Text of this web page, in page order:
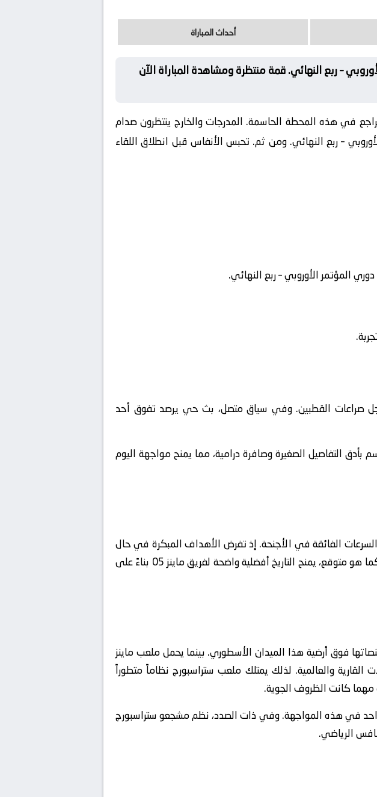
أحداث المباراة
الأوروبي – ربع النهائي. قمة منتظرة ومشاهدة المباراة الآن
في هذه المحطة الحاسمة. المدرجات والخارج ينتظرون صدام
في دوري المؤتمر الأوروبي – ربع النهائي. ومن ثم. تحبس الأنفاس قبل انطلاق اللقاء
المؤتمر الأوروبي – ربع النهائي.
صراعات القطبين. وفي سياق متصل، بث حي يرصد تفوق أحد
التفاصيل الصغيرة وصافرة درامية، مما يمنح مواجهة اليوم
السرعات الفائقة في الأجنحة. إذ تفرض الأهداف المبكرة في حال
تسجيلها سيناريو هجومياً كاسحاً يُجبر المنافس على التخلي عن حذره الدفاعي. وكما هو متوقع، يمنح التاريخ أفضلية واضحة لفريق ماينز 05 بناءً على
التي تم رفع منصاتها فوق أرضية هذا الميدان الأسطوري. بينما يحمل ملعب ماينز
نهائية في كبرى البطولات القارية والعالمية. لذلك يمتلك ملعب ستراسبورج نظاماً متطوراً
مهما كانت الظروف الجوية.
رقم واحد في هذه المواجهة. وفي ذات الصدد، نظم مشجعو ستراسبورج
الرياضي.